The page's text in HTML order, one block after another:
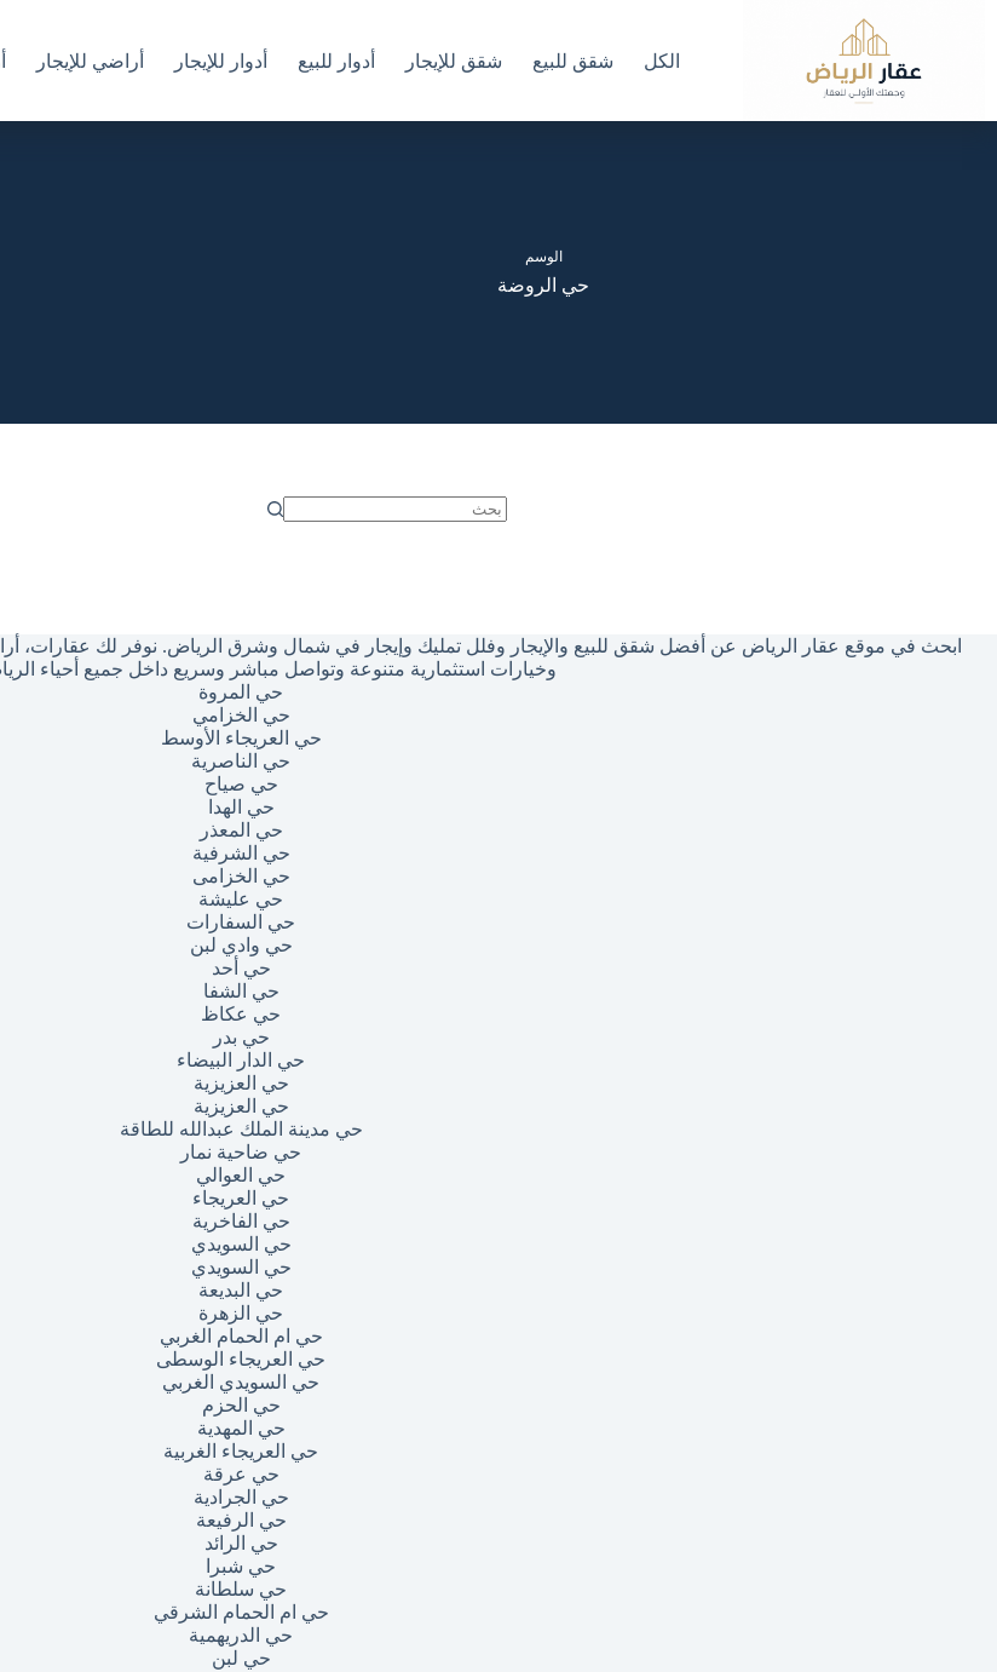
الكل شقق للبيع شقق للإيجار أدوار للبيع أدوار للإيجار أراضي للإيجار
الوسم
حي الروضة
ابحث في موقع عقار الرياض عن أفضل شقق للبيع والإيجار وفلل تمليك وإيجار في شمال وشرق الرياض. نوفر لك عقارات،
وخيارات استثمارية متنوعة وتواصل مباشر وسريع داخل جميع أحياء
حي المروة
حي الخزامي
حي العريجاء الأوسط
حي الناصرية
حي صياح
حي الهدا
حي المعذر
حي الشرفية
حي الخزامى
حي عليشة
حي السفارات
حي وادي لبن
حي أحد
حي الشفا
حي عكاظ
حي بدر
حي الدار البيضاء
حي العزيزية
حي العزيزية
حي مدينة الملك عبدالله للطاقة
حي ضاحية نمار
حي العوالي
حي العريجاء
حي الفاخرية
حي السويدي
حي السويدي
حي البديعة
حي الزهرة
حي ام الحمام الغربي
حي العريجاء الوسطى
حي السويدي الغربي
حي الحزم
حي المهدية
حي العريجاء الغربية
حي عرقة
حي الجرادية
حي الرفيعة
حي الرائد
حي شبرا
حي سلطانة
حي ام الحمام الشرقي
حي الدريهمية
حي لبن